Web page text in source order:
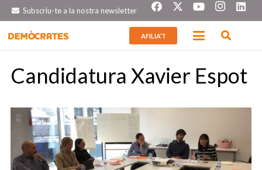
Subscriu-te a la nostra newsletter
AFILIA’T
Candidatura Xavier Espot